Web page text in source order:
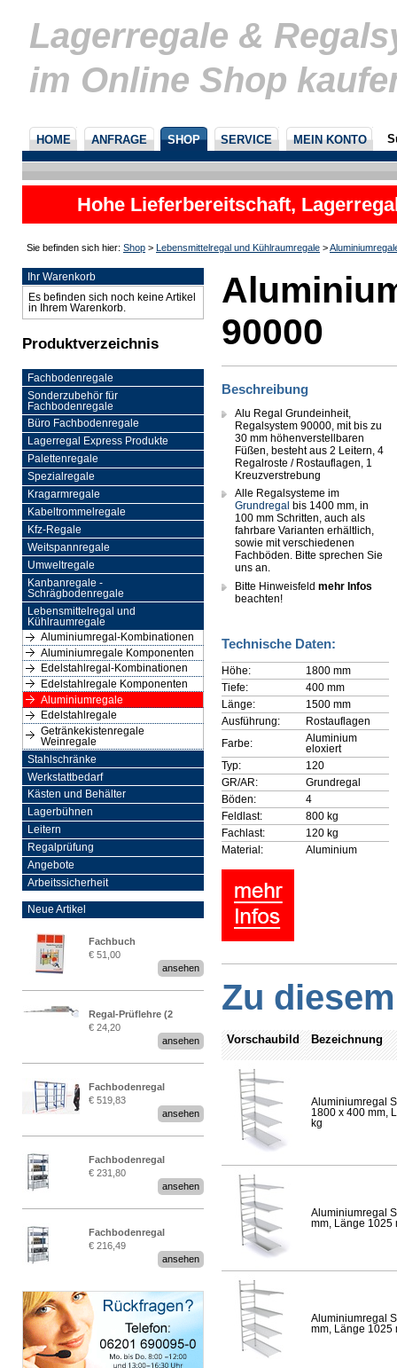
Lagerregale &
im Online Shop
HOME ANFRAGE SHOP SERVICE MEIN KONTO
Hohe Lieferbereitschaft,
nicht
Sie befinden sich hier: Shop > Lebensmittelregal und Kühlraumregale >
Ihr Warenkorb
Es befinden sich noch keine Artikel
in Ihrem Warenkorb.
Produktverzeichnis
Fachbodenregale
Sonderzubehör für
Fachbodenregale
Büro Fachbodenregale
Lagerregal Express Produkte
Palettenregale
Spezialregale
Kragarmregale
Kabeltrommelregale
Kfz-Regale
Weitspannregale
Umweltregale
Kanbanregale -
Schrägbodenregale
Lebensmittelregal und
Kühlraumregale
Aluminiumregal-Kombinationen
Aluminiumregale Komponenten
Edelstahlregal-Kombinationen
Edelstahlregale Komponenten
Aluminiumregale
Edelstahlregale
Getränkekistenregale
Weinregale
Stahlschränke
Werkstattbedarf
Kästen und Behälter
Lagerbühnen
Leitern
Regalprüfung
Angebote
Arbeitssicherheit
Neue Artikel
Fachbuch
„Regalprüfung nach DIN
€ 51,00
ansehen
Regal-Prüflehre (2
Stück)
€ 24,20
ansehen
Fachbodenregal
Stecksystem MultiPlus
2,25 Meter breit
€ 519,83
ansehen
Fachbodenregal
Stecksystem MultiPlus
€ 231,80
ansehen
Fachbodenregal
Stecksystem MultiPlus
€ 216,49
ansehen
90000
Beschreibung
Alu Regal Grundeinheit,
Regalsystem 90000, mit bis zu
30 mm höhenverstellbaren
Füßen, besteht aus 2 Leitern, 4
Regalroste / Rostauflagen, 1
Kreuzverstrebung
Alle Regalsysteme im
Grundregal bis 1400 mm, in
100 mm Schritten, auch als
fahrbare Varianten erhältlich,
sowie mit verschiedenen
Fachböden. Bitte sprechen Sie
uns an.
Bitte Hinweisfeld mehr Infos
beachten!
Technische Daten:
Höhe:
1800 mm
Tiefe:
400 mm
Länge:
1500 mm
Ausführung:
Rostauflagen
Farbe:
Aluminium
eloxiert
Typ:
120
GR/AR:
Grundregal
Böden:
4
Feldlast:
800 kg
Fachlast:
120 kg
Material:
Aluminium
Zu
Vorschaubild Bezeichnung
Aluminiumregal
1800 x 400 mm,
kg
Aluminiumregal
mm, Länge 1025
Aluminiumregal
mm, Länge 1025